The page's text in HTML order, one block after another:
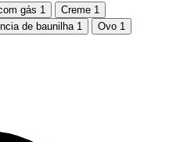
gás 1 Creme 1
de baunilha 1 Ovo 1